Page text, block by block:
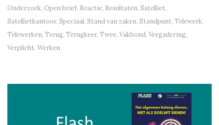
Onderzoek, Open brief, Reactie, Resultaten, Satelliet,
Satellietkantoor, Speciaal, Stand van zaken, Standpunt, Telewerk,
Telewerken, Terug, Terugkeer, Twee, Vakbond, Vergadering,
Verplicht, Werken